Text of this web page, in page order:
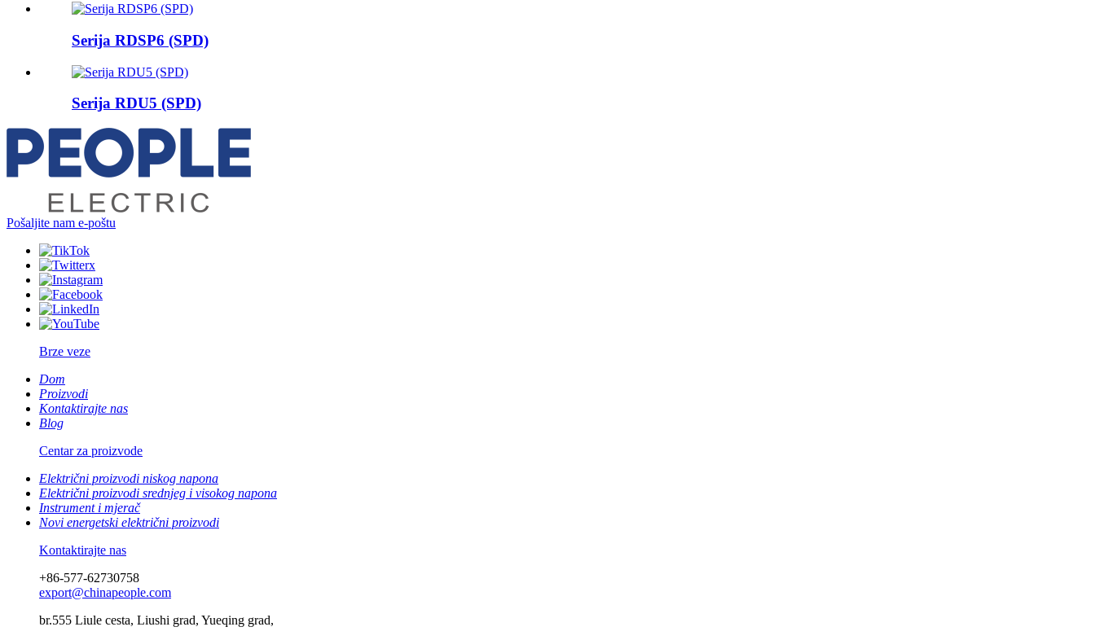
Serija RDSP6 (SPD)
Serija RDU5 (SPD)
Pošaljite nam e-poštu
Brze veze
Dom
Proizvodi
Kontaktirajte nas
Blog
Centar za proizvode
Električni proizvodi niskog napona
Električni proizvodi srednjeg i visokog napona
Instrument i mjerač
Novi energetski električni proizvodi
Kontaktirajte nas
+86-577-62730758
export@chinapeople.com
br.555 Liule cesta, Liushi grad, Yueqing grad,